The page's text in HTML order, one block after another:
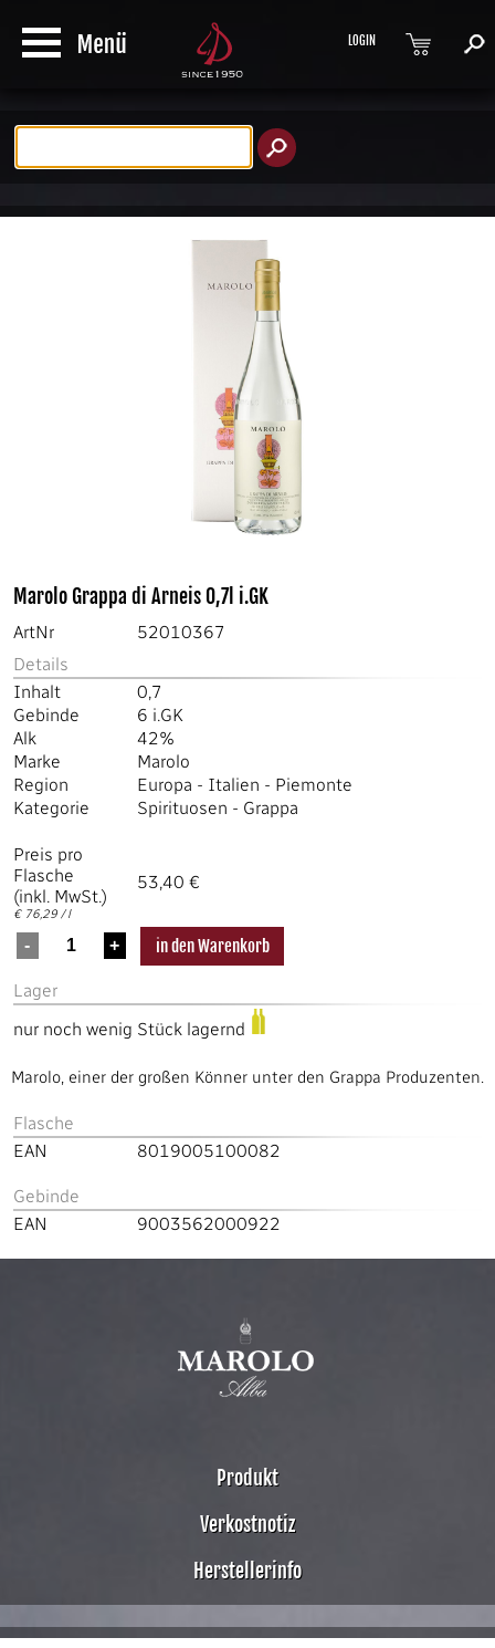
LOGIN
Marolo Grappa di Arneis 0,7l i.GK
ArtNr
52010367
Details
Inhalt
0,7
Gebinde
6 i.GK
Alk
42%
Marke
Marolo
Region
Europa - Italien - Piemonte
Kategorie
Spirituosen - Grappa
Preis pro
Flasche
(inkl. MwSt.)
€ 76,29 / l
53,40 €
Lager
nur noch wenig Stück lagernd
Marolo, einer der großen Könner unter den Grappa Produzenten.
Flasche
EAN
8019005100082
Gebinde
EAN
9003562000922
Produkt
Verkostnotiz
Herstellerinfo